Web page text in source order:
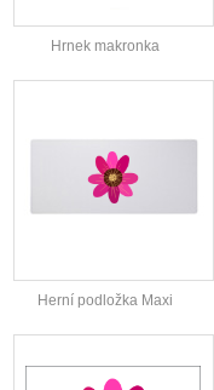
Hrnek makronka
Herní podložka Maxi